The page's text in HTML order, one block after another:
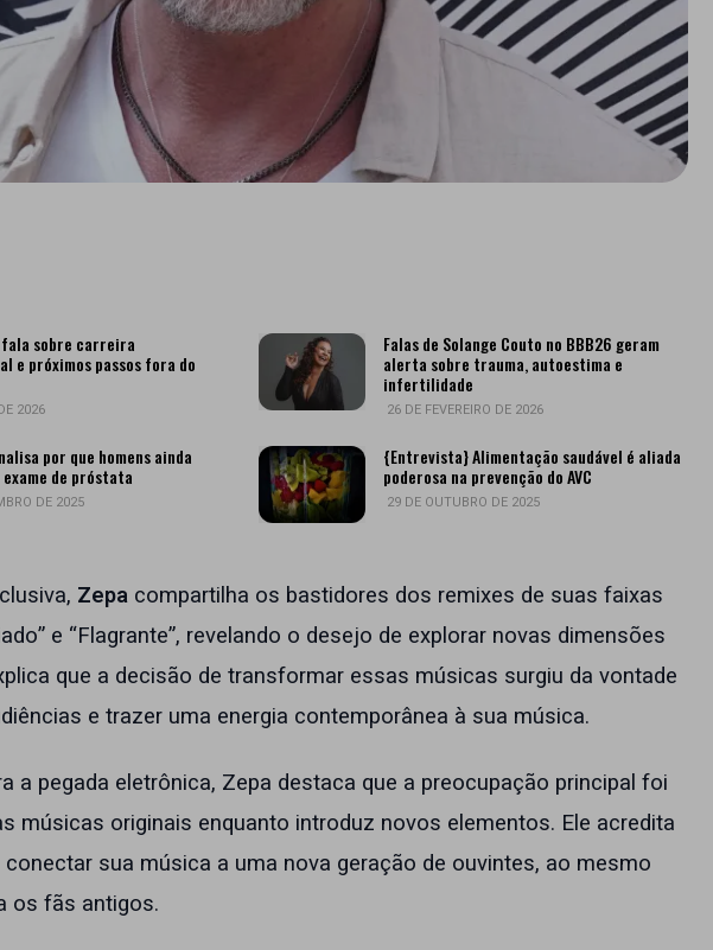
fala sobre carreira
e próximos passos fora do
2026
Falas de Solange Couto no BBB26 geram
alerta sobre trauma, autoestima e
infertilidade
26 DE FEVEREIRO DE 2026
por que homens ainda
de próstata
DE 2025
{Entrevista} Alimentação saudável é aliada
poderosa na prevenção do AVC
29 DE OUTUBRO DE 2025
Zepa compartilha os bastidores dos remixes de suas faixas
e “Flagrante”, revelando o desejo de explorar novas dimensões
que a decisão de transformar essas músicas surgiu da vontade
e trazer uma energia contemporânea à sua música.
a pegada eletrônica, Zepa destaca que a preocupação principal foi
músicas originais enquanto introduz novos elementos. Ele acredita
sua música a uma nova geração de ouvintes, ao mesmo
os fãs antigos.